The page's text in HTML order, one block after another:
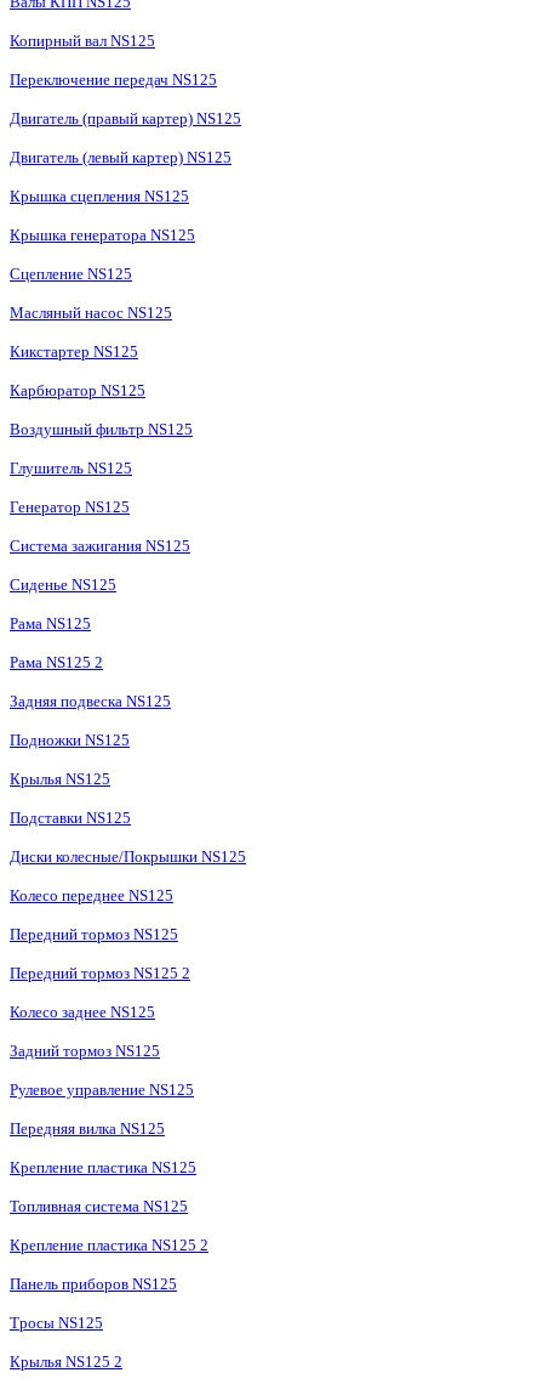
Копирный вал NS125
Переключение передач NS125
Двигатель (правый картер) NS125
Двигатель (левый картер) NS125
Крышка сцепления NS125
Крышка генератора NS125
Сцепление NS125
Масляный насос NS125
Кикстартер NS125
Карбюратор NS125
Воздушный фильтр NS125
Глушитель NS125
Генератор NS125
Система зажигания NS125
Сиденье NS125
Рама NS125
Рама NS125 2
Задняя подвеска NS125
Подножки NS125
Крылья NS125
Подставки NS125
Диски колесные/Покрышки NS125
Колесо переднее NS125
Передний тормоз NS125
Передний тормоз NS125 2
Колесо заднее NS125
Задний тормоз NS125
Рулевое управление NS125
Передняя вилка NS125
Крепление пластика NS125
Топливная система NS125
Крепление пластика NS125 2
Панель приборов NS125
Тросы NS125
Крылья NS125 2